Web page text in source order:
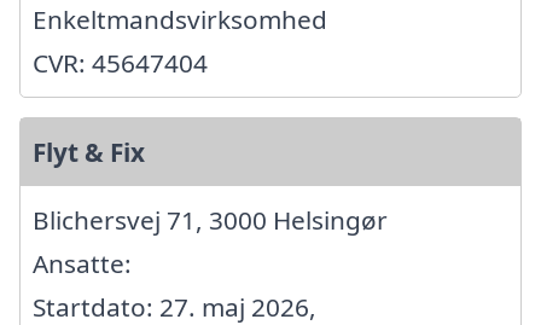
Enkeltmandsvirksomhed
CVR: 45647404
Flyt & Fix
Blichersvej 71, 3000 Helsingør
Ansatte:
Startdato: 27. maj 2026,